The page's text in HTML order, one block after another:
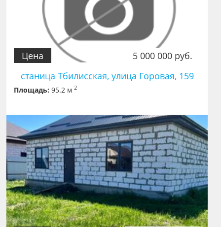
5 000 000 руб.
Цена
станица Тбилисская, улица Горовая, 159
Площадь: 95.2 м2